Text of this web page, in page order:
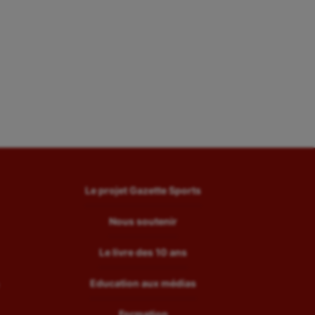
Le projet Gazette Sports
Nous soutenir
Le livre des 10 ans
Education aux médias